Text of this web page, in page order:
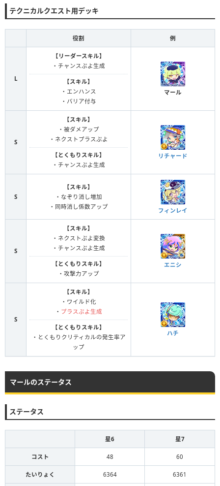
テクニカルクエスト用デッキ
役割 例
L
【リーダースキル】
・チャンスぷよ生成
【スキル】
・エンハンス
・バリア付与
マール
S
【スキル】
・被ダメアップ
・ネクストプラスぷよ
【とくもりスキル】
・チャンスぷよ生成
リチャード
S
【スキル】
・なぞり消し増加
・同時消し係数アップ
フィンレイ
S
【スキル】
・ネクストぷよ変換
・チャンスぷよ生成
【とくもりスキル】
・攻撃力アップ
エニシ
S
【スキル】
・ワイルド化
・ プラスぷよ生成
【とくもりスキル】
・とくもりクリティカルの発生率ア
ップ
ハチ
マールのステータス
ステータス
星6 星7
コスト 48 60
たいりょく 6364 6361